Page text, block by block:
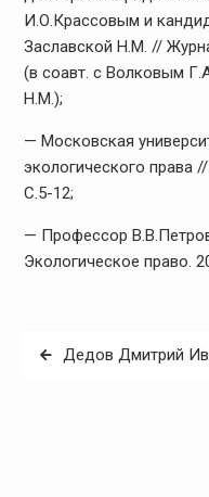
И.О.Крассовым и
Заславской Н.М. //
(в соавт. с Волковым
Н.М.);
— Московская
экологического права
С.5-12;
— Профессор
Экологическое право.
Навигация
Дедов Дмитрий